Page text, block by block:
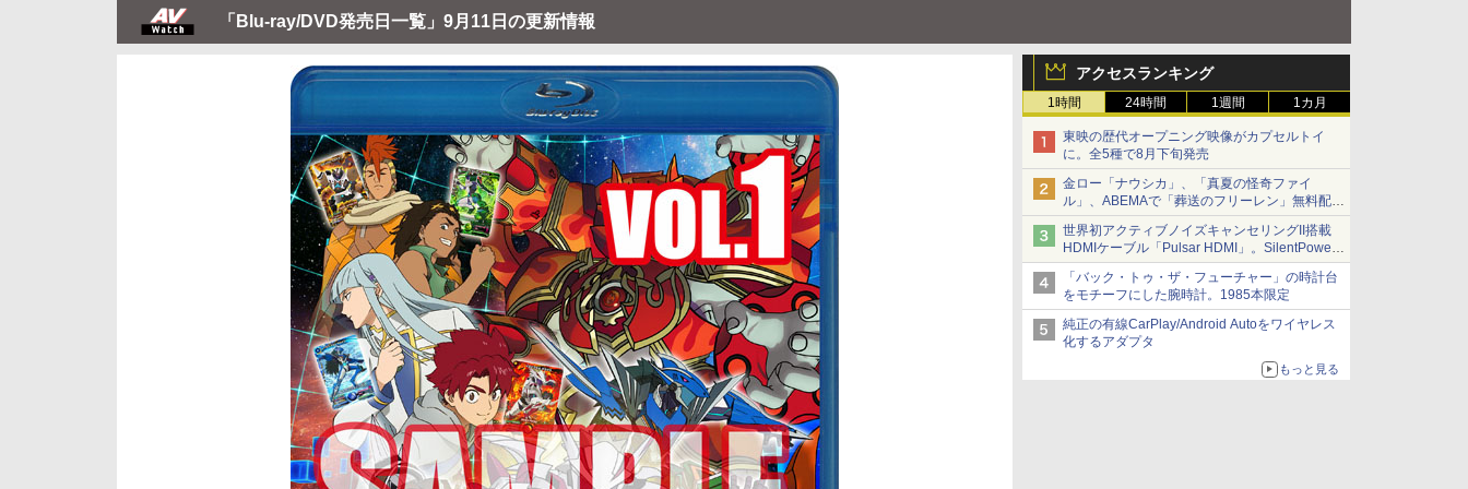
「Blu-ray/DVD発売日一覧」9月11日の更新情報
アクセスランキング
1時間 24時間 1週間 1カ月
東映の歴代オープニング映像がカプセルトイ
に。全5種で8月下旬発売
金ロー「ナウシカ」、「真夏の怪奇ファイ
ル」、ABEMAで「葬送のフリーレン」無料配信
など。夏の特番・配信情報
世界初アクティブノイズキャンセリングII搭載
HDMIケーブル「Pulsar HDMI」。SilentPower
から
「バック・トゥ・ザ・フューチャー」の時計台
をモチーフにした腕時計。1985本限定
純正の有線CarPlay/Android Autoをワイヤレス
化するアダプタ
もっと見る